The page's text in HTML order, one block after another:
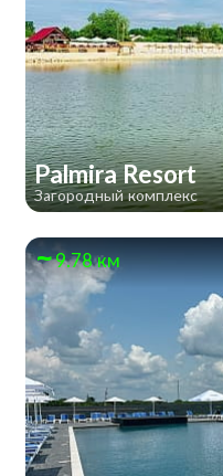
Palmira Resort
Загородный комплекс
9.78 км